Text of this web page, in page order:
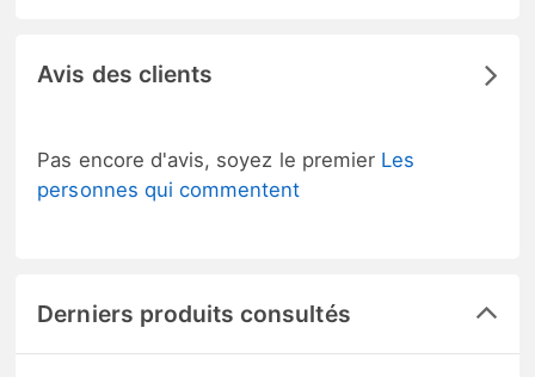
Avis des clients
Pas encore d'avis, soyez le premier Les
personnes qui commentent
Derniers produits consultés